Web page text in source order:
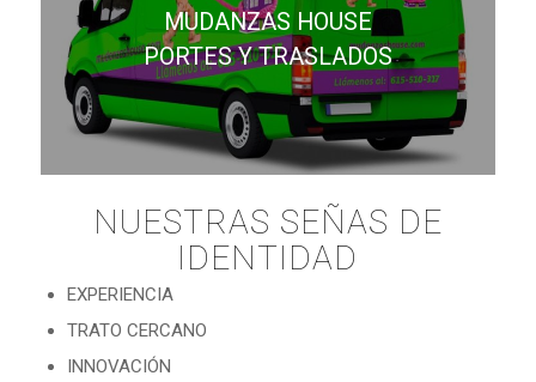
MUDANZAS HOUSE
PORTES Y TRASLADOS
NUESTRAS SEÑAS DE
IDENTIDAD
EXPERIENCIA
TRATO CERCANO
INNOVACIÓN